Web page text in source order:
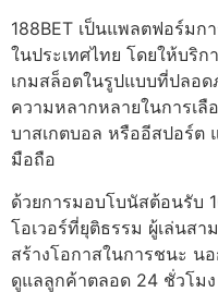
188BET เป็นแพลตฟอร์ม
ในประเทศไทย โดยให้บริ
เกมสล็อตในรูปแบบที่ปลอ
ความหลากหลายในการเลื
บาสเกตบอล หรืออีสปอร์ต
มือถือ
ด้วยการมอบโบนัสต้อนรับ
โอเวอร์ที่ยุติธรรม ผู้เล่นสา
สร้างโอกาสในการชนะ น
ดูแลลูกค้าตลอด 24 ชั่วโม